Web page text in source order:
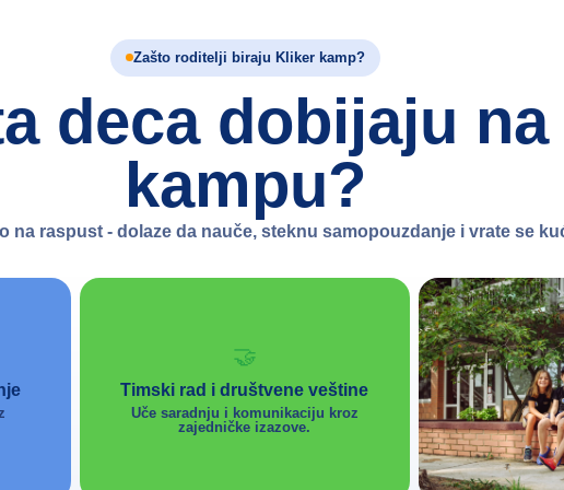
Zašto roditelji biraju Kliker kamp?
deca dobijaju na
kampu?
na raspust - dolaze da nauče, steknu samopouzdanje i vrate se
🤝
Timski rad i društvene veštine
Uče saradnju i komunikaciju kroz
zajedničke izazove.